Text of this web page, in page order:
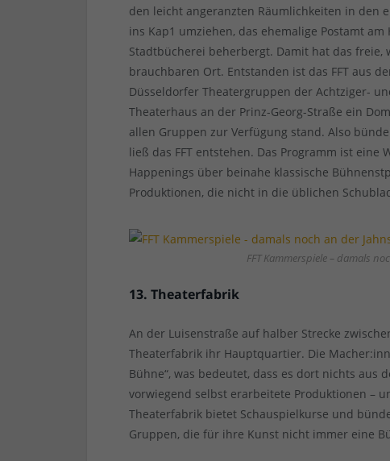
den leicht angeranzten Räumlichkeiten in den
ins Kap1 umziehen, das ehemalige Postamt
Stadtbücherei beherbergt. Damit hat das
brauchbaren Ort. Entstanden ist das FFT aus
Düsseldorfer Theatergruppen der Achtziger-
Theaterhaus an der Prinz-Georg-Straße ein
allen Gruppen zur Verfügung stand. Also
ließ das FFT entstehen. Das Programm ist
Happenings über beinahe klassische
Produktionen, die nicht in die üblichen
FFT Kammerspiele – damals
13. Theaterfabrik
An der Luisenstraße auf halber Strecke
Theaterfabrik ihr Hauptquartier. Die
Bühne“, was bedeutet, dass es dort nichts aus
vorwiegend selbst erarbeitete Produktionen –
Theaterfabrik bietet Schauspielkurse und
Gruppen, die für ihre Kunst nicht immer eine